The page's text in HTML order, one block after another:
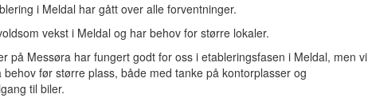
i Meldal har gått over alle forventninger.
vekst i Meldal og har behov for større lokaler.
på Messøra har fungert godt for oss i etableringsfasen i Meldal, men vi
behov før større plass, både med tanke på kontorplasser og
til biler.